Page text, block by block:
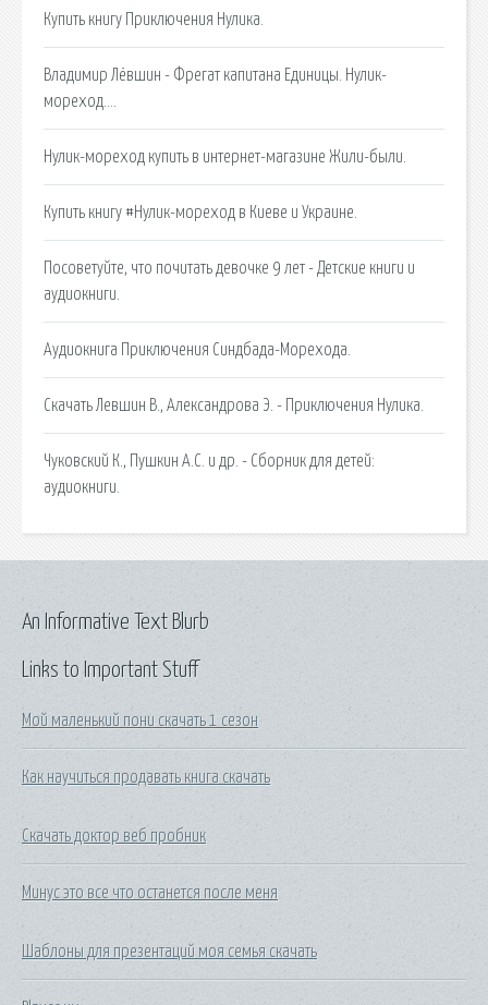
Купить книгу Приключения Нулика.
Владимир Лёвшин - Фрегат капитана Единицы. Нулик-
мореход….
Нулик-мореход купить в интернет-магазине Жили-были.
Купить книгу #Нулик-мореход в Киеве и Украине.
Посоветуйте, что почитать девочке 9 лет - Детские книги и
аудиокниги.
Аудиокнига Приключения Синдбада-Морехода.
Скачать Левшин В., Александрова Э. - Приключения Нулика.
Чуковский К., Пушкин А.С. и др. - Сборник для детей:
аудиокниги.
Links to Important Stuff
Мой маленький пони скачать 1 сезон
Как научиться продавать книга скачать
Скачать доктор веб пробник
Минус это все что останется после меня
Шаблоны для презентаций моя семья скачать
An Informative Text Blurb